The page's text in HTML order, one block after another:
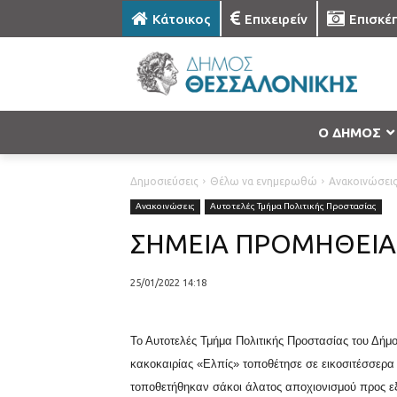
Κάτοικος Επιχειρείν
Ο ΔΗΜΟΣ
Δημοσιεύσεις Θέλω να ενημερωθώ Ανακοινώσεις
Ανακοινώσεις Αυτοτελές Τμήμα Πολιτικής Προστασίας
ΣΗΜΕΙΑ
25/01/2022 14:18
Το Αυτοτελές Τμήμα Πολιτικής Προστασίας του
κακοκαιρίας «Ελπίς» τοποθέτησε σε
τοποθετήθηκαν σάκοι άλατος αποχιονισμού προς